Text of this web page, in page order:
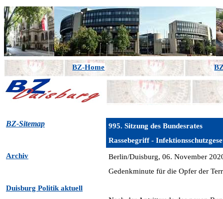
BZ-Home
BZ-Sitemap
Archiv
Duisburg Politik aktuell
995. Sitzung des Bundesrates
Rassebegriff -
Berlin/Duisburg, 06. November
Gedenkminute für die Opfer der